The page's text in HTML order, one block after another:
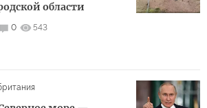
области
0 543